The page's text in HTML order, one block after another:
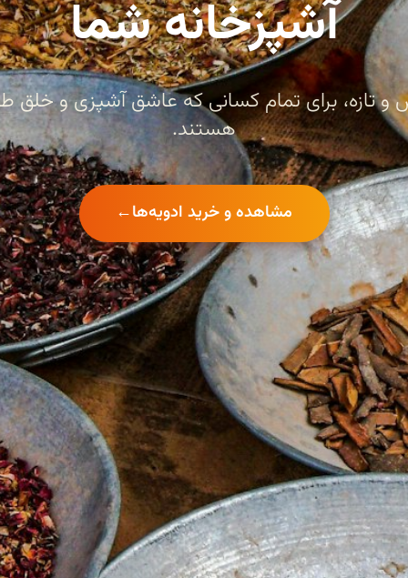
آشپزخانه شما
و تازه، برای تمام کسانی که عاشق آشپزی و خلق
هستند.
مشاهده و خرید ادویه‌ها←